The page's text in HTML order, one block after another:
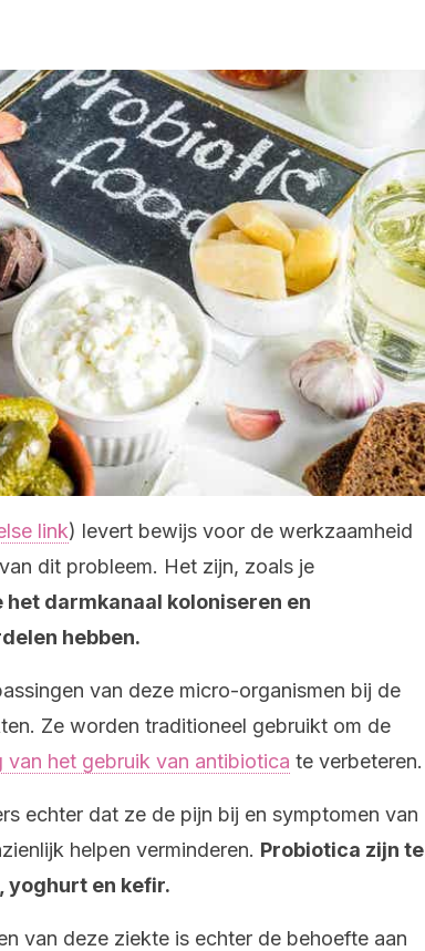
link) levert bewijs voor de werkzaamheid
dit probleem. Het zijn, zoals je
het darmkanaal koloniseren en
hebben.
van deze micro-organismen bij de
Ze worden traditioneel gebruikt om de
van het gebruik van antibiotica te verbeteren.
echter dat ze de pijn bij en symptomen van
helpen verminderen. Probiotica zijn te
yoghurt en kefir.
van deze ziekte is echter de behoefte aan